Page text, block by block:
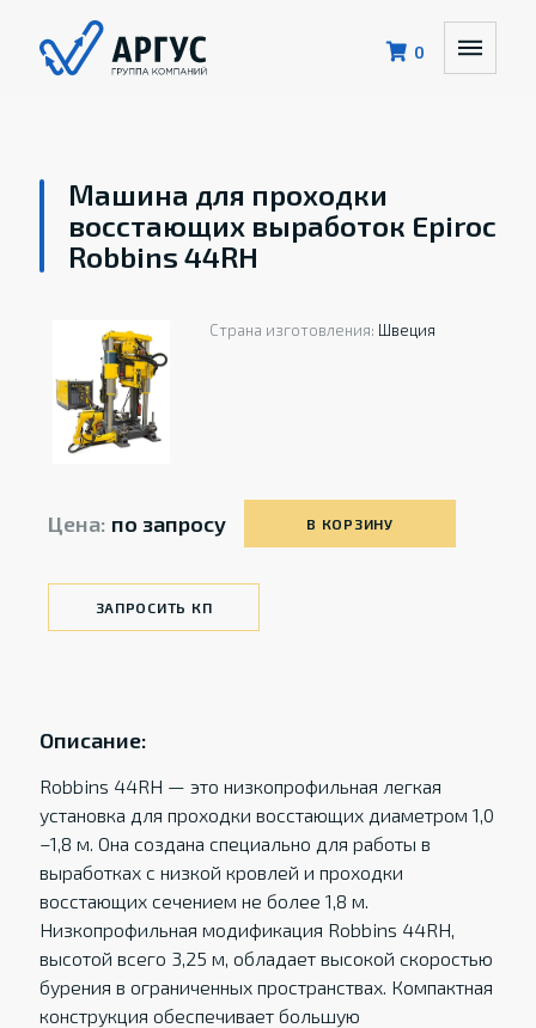
0
Машина для проходки
восстающих выработок Epiroc
Robbins 44RH
Страна изготовления: Швеция
Цена: по запросу В КОРЗИНУ
ЗАПРОСИТЬ КП
Описание:
Robbins 44RH — это низкопрофильная легкая
установка для проходки восстающих диаметром 1,0
–1,8 м. Она создана специально для работы в
выработках с низкой кровлей и проходки
восстающих сечением не более 1,8 м.
Низкопрофильная модификация Robbins 44RH,
высотой всего 3,25 м, обладает высокой скоростью
бурения в ограниченных пространствах. Компактная
конструкция обеспечивает большую